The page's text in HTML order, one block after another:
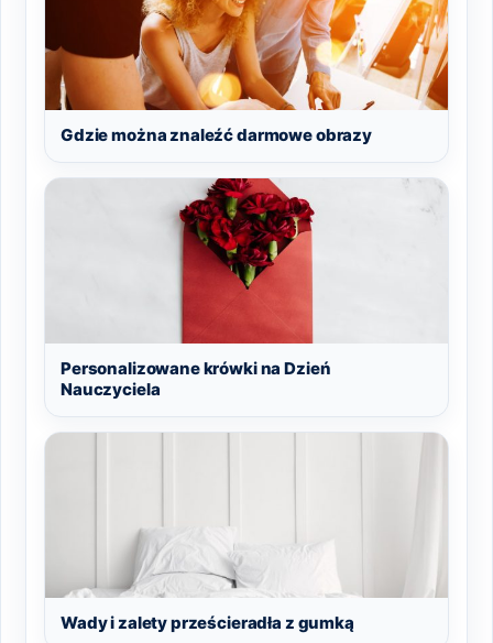
Gdzie można znaleźć darmowe obrazy
Personalizowane krówki na Dzień
Nauczyciela
Wady i zalety prześcieradła z gumką